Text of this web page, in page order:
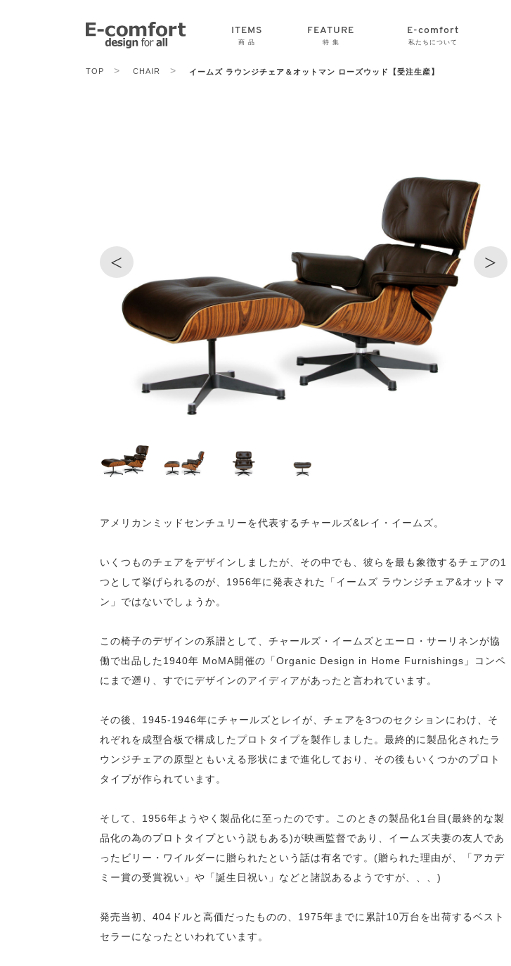
ITEMS
商 品
FEATURE
特 集
E-comfort
私たちについて
TOP > CHAIR > イームズ ラウンジチェア＆オットマン ローズウッド【受注生産】
< >
アメリカンミッドセンチュリーを代表するチャールズ&レイ・イームズ。
いくつものチェアをデザインしましたが、その中でも、彼らを最も象徴するチェアの1
つとして挙げられるのが、1956年に発表された「イームズ ラウンジチェア&オットマ
ン」ではないでしょうか。
この椅子のデザインの系譜として、チャールズ・イームズとエーロ・サーリネンが協
働で出品した1940年 MoMA開催の「Organic Design in Home Furnishings」コンペ
にまで遡り、すでにデザインのアイディアがあったと言われています。
その後、1945-1946年にチャールズとレイが、チェアを3つのセクションにわけ、そ
れぞれを成型合板で構成したプロトタイプを製作しました。最終的に製品化されたラ
ウンジチェアの原型ともいえる形状にまで進化しており、その後もいくつかのプロト
タイプが作られています。
そして、1956年ようやく製品化に至ったのです。このときの製品化1台目(最終的な製
品化の為のプロトタイプという説もある)が映画監督であり、イームズ夫妻の友人であ
ったビリー・ワイルダーに贈られたという話は有名です。(贈られた理由が、「アカデ
ミー賞の受賞祝い」や「誕生日祝い」などと諸説あるようですが、、、)
発売当初、404ドルと高価だったものの、1975年までに累計10万台を出荷するベスト
セラーになったといわれています。